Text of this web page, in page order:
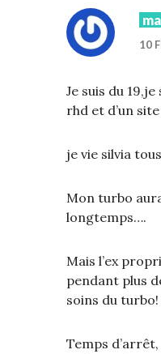
10
Je suis du
rhd et d’un
je vie silvia
Mon turbo
longtemps….
Mais l’ex
pendant plus
soins du turbo!
Temps